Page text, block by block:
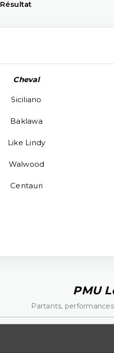
Résultat
Cheval
Siciliano
Baklawa
Like Lindy
Walwood
Centauri
PMU
Partants,